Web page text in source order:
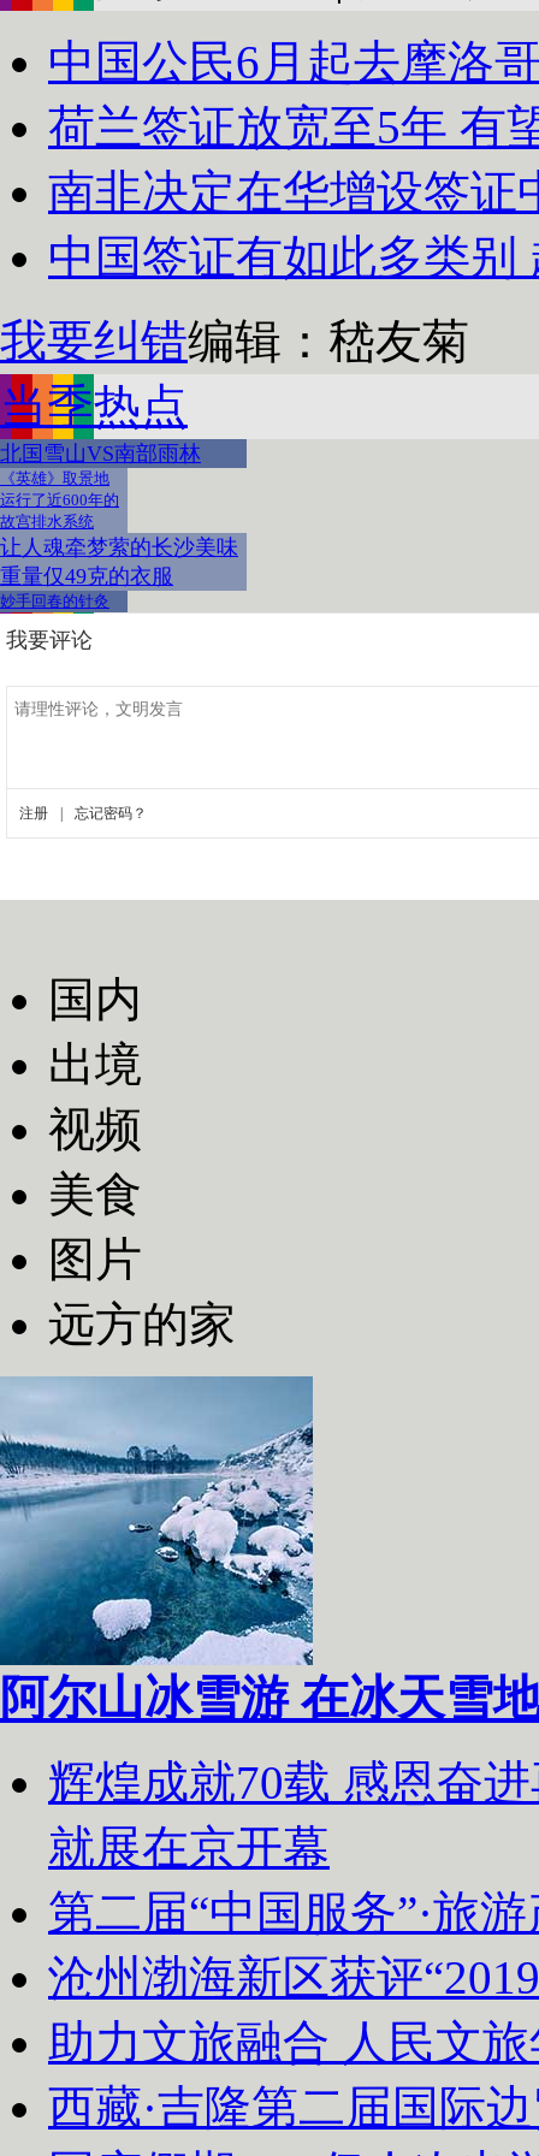
中国公民6月起去摩洛
荷兰签证放宽至5年 有
南非决定在华增设签证
中国签证有如此多类别
我要纠错编辑：嵇友菊
当季热点
北国雪山VS南部雨林
《英雄》取景地
运行了近600年的
故宫排水系统
让人魂牵梦萦的长沙美味
重量仅49克的衣服
妙手回春的针灸
国内
出境
视频
美食
图片
远方的家
阿尔山冰雪游 在冰天雪
辉煌成就70载 感恩奋
就展在京开幕
第二届“中国服务”·旅
沧州渤海新区获评
助力文旅融合 人民文
西藏·吉隆第二届国际